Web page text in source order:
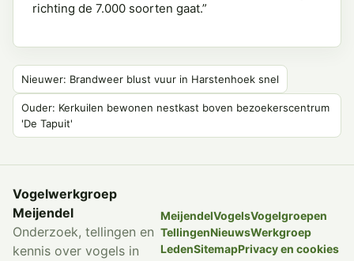
richting de 7.000 soorten gaat.”
Nieuwer: Brandweer blust vuur in Harstenhoek snel
Ouder: Kerkuilen bewonen nestkast boven bezoekerscentrum
'De Tapuit'
Vogelwerkgroep
Meijendel
Onderzoek, tellingen en
kennis over vogels in
MeijendelVogelsVogelgroepen
TellingenNieuwsWerkgroep
LedenSitemapPrivacy en cookies